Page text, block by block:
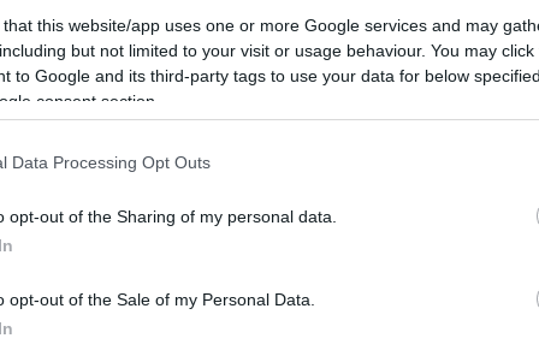
that this website/app uses one or more Google services and may
but not limited to your visit or usage behaviour. You may
to Google and its third-party tags to use your data for below
consent section.
Data Processing Opt Outs
opt-out of the Sharing of my personal data.
opt-out of the Sale of my Personal Data.
του Καραγκιούλ, αν την είχε κάνει
δημοσιογράφος δεν θα είχε ιδιαίτερη
θα ερμηνεύονταν στα πλαίσια της
τα τουρκικά ΜΜΕ.